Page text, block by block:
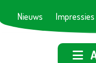
Nieuws Impressies